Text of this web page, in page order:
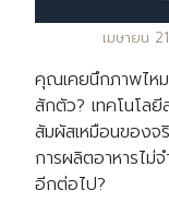
เมษายน
คุณเคยนึกภาพไหม
สักตัว? เทคโนโลยี
สัมผัสเหมือนของจ
การผลิตอาหารไม่
อีกต่อไป?